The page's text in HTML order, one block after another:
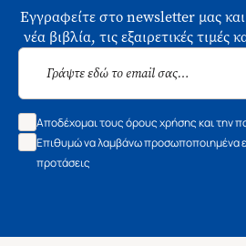
Εγγραφείτε στο newsletter μας
νέα βιβλία, τις εξαιρετικές τιμές
Αποδέχομαι τους όρους χρήσης και την
Επιθυμώ να λαμβάνω προσωποποιημένα
προτάσεις